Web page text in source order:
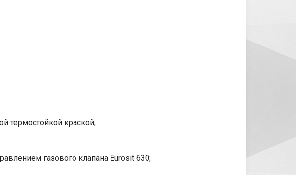
термостойкой краской;
газового клапана Eurosit 630;